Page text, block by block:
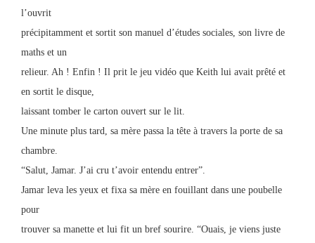
l’ouvrit
précipitamment et sortit son manuel d’études sociales, son livre de
maths et un
relieur. Ah ! Enfin ! Il prit le jeu vidéo que Keith lui avait prêté et
en sortit le disque,
laissant tomber le carton ouvert sur le lit.
Une minute plus tard, sa mère passa la tête à travers la porte de sa
chambre.
“Salut, Jamar. J’ai cru t’avoir entendu entrer”.
Jamar leva les yeux et fixa sa mère en fouillant dans une poubelle
pour
trouver sa manette et lui fit un bref sourire. “Ouais, je viens juste